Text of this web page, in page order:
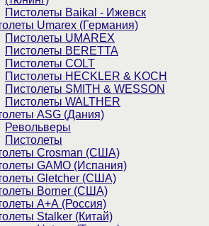
Пистолеты Baikal - Ижевск
Umarex (Германия)
Пистолеты UMAREX
Пистолеты BERETTA
Пистолеты COLT
Пистолеты HECKLER & KOCH
Пистолеты SMITH & WESSON
Пистолеты WALTHER
ASG (Дания)
Револьверы
Пистолеты
Crosman (США)
GAMO (Испания)
Gletcher (США)
Borner (США)
А+А (Россия)
Stalker (Китай)